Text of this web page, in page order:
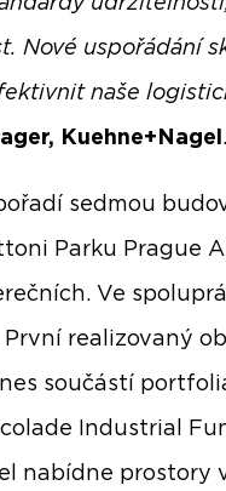
Nové uspořádání
naše
Kuehne+Nagel .
sedmou
Parku Prague
Ve
realizovaný
součástí
Industrial
nabídne prostory